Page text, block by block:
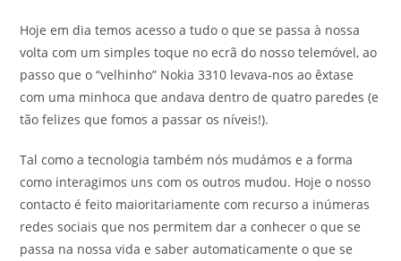
Hoje em dia temos acesso a tudo o que se passa à nossa
volta com um simples toque no ecrã do nosso telemóvel, ao
passo que o “velhinho” Nokia 3310 levava-nos ao êxtase
com uma minhoca que andava dentro de quatro paredes (e
tão felizes que fomos a passar os níveis!).
Tal como a tecnologia também nós mudámos e a forma
como interagimos uns com os outros mudou. Hoje o nosso
contacto é feito maioritariamente com recurso a inúmeras
redes sociais que nos permitem dar a conhecer o que se
passa na nossa vida e saber automaticamente o que se